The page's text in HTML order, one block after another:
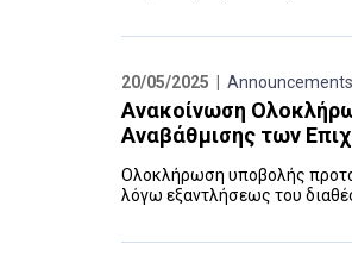
20/05/2025 | Announcements
Ανακοίνωση
Αναβάθμισης των
Ολοκλήρωση υποβολής
λόγω εξαντλήσεως του